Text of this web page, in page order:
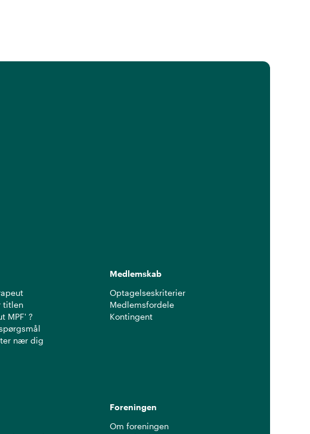
titlen
MPF' ?
nær dig
Medlemskab
Optagelseskriterier
Medlemsfordele
Kontingent
Foreningen
Om foreningen